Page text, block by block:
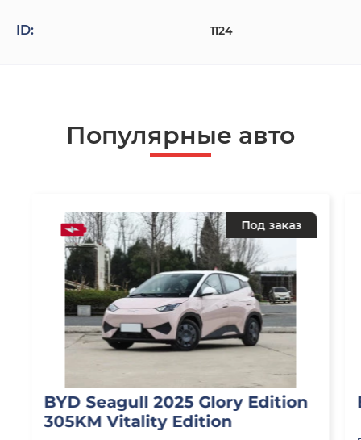
ID: 1124
Популярные авто
Под заказ
BYD Seagull 2025 Glory Edition
305KM Vitality Edition